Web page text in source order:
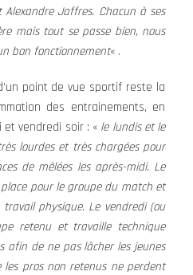
Alexandre Jaffres. Chacun à ses
mais tout se passe bien, nous
bon fonctionnement« .
point de vue sportif reste la
des entrainements, en
vendredi soir : « le lundis et le
lourdes et très chargées pour
de mêlées les après-midi. Le
pour le groupe du match et
physique. Le vendredi (ou
retenu et travaille technique
afin de ne pas lâcher les jeunes
pros non retenus ne perdent